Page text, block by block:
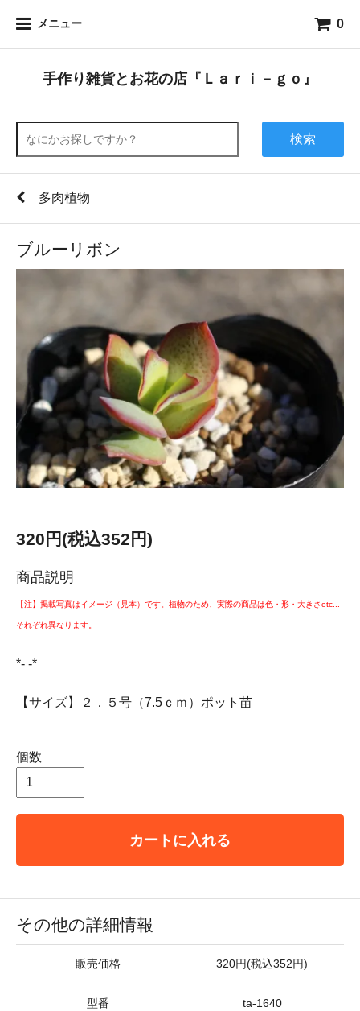
メニュー 0
手作り雑貨とお花の店『Ｌａｒｉ－ｇｏ』
検索
多肉植物
ブルーリボン
320円(税込352円)
商品説明
【注】掲載写真はイメージ（見本）です。植物のため、実際の商品は色・形・大きさetc...
それぞれ異なります。
*- -*
【サイズ】２．５号（7.5ｃｍ）ポット苗
個数
カートに入れる
その他の詳細情報
販売価格 320円(税込352円)
型番 ta-1640